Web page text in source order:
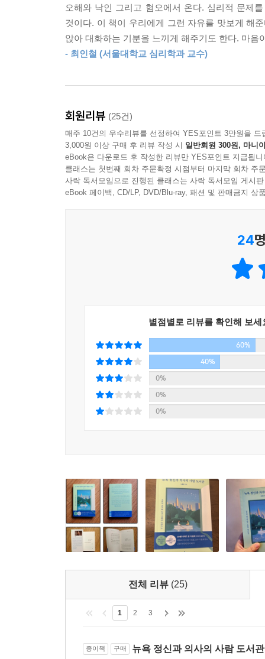
는 매우 힘들다. 생존 욕구는 의지로 없애버리거나
--- p.164
자살을 선택이라고 규정하는 것은 고인은 물론
--- p.172
노숙자가 된 변호사, 약물 중독에 빠진 할아버지,
PTSD에 시달리는 이민자 청년까지.
사람 도서관 사서가 안내하는 새로운 세계
한순간에 노숙자가 될 수밖에 없었던 맨해튼의
겪는 중이던 할아버지(37쪽), 유일한 혈육을 믿
먹거리가 필요해 병원 응급실에 찾아든 노숙자와
‘노숙자’, ‘약물 중독’, ‘이민자’, ‘정신 질환자’
아팠으며 왜 힘든지는 소거되어 있다. 1장에
사람 도서관 사서인 저자가 안내하는 ‘사람 책’
공감 능력 제로 사회에 던지는 묵직한 질문
나와 다른 처지의 사람에게 공감하는 것이 가능할
1장에서 피와 살이 도는 사람들의 이야기를 들려
두 가지 다른 경험을 하며, 공감의 불가능성과 가
그렇다면 꼭 같은 경험을 하지 않아도 상대에게
등장한다. 자폐아를 홀로 키우며 힘겨운 삶을 이
찾았다. 대부분의 의료진이 그들을 ‘사정은 딱
얼마나 힘들지 잘 알지만 “동정심만으로 환자의
함께 살고 있던 그는 처음으로 ‘가족 미팅’을 잡았
“저는 용기가 부족해 아이를 입양하지 못했고, 그
시간 가량 이어졌다. 제이콥의 어머니는 뉴욕
이상 응급실을 찾지 않았다.(112쪽)
오해와 낙인 그리고 혐오에서 온다. 심리적 문제
것이다. 이 책이 우리에게 그런 자유를 맛보게 해
앉아 대화하는 기분을 느끼게 해주기도 한다. 마
- 최인철 (서울대학교 심리학과 교수)
회원리뷰 (25건)
매주 10건의 우수리뷰를 선정하여 YES포인트 3만원을 드
3,000원 이상 구매 후 리뷰 작성 시 일반회원 300원, 마니
eBook은 다운로드 후 작성한 리뷰만 YES포인트 지급됩니
클래스는 첫번째 회차 주문확정 시점부터 마지막 회차 주
사락 독서모임으로 진행된 클래스는 사락 독서모임 게시
eBook 페이백, CD/LP, DVD/Blu-ray, 패션 및 판매금지 상
24
별점별로 리뷰를 확인해 보세
60%
40%
0%
0%
0%
전체 리뷰 (25)
1 2 3
종이책 구매 뉴욕 정신과 의사의 사람 도서관